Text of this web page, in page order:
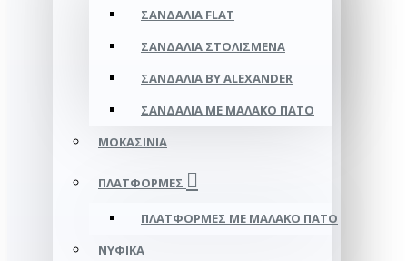
ΣΑΝΔΆΛΙΑ FLAT
ΣΑΝΔΆΛΙΑ ΣΤΟΛΙΣΜΈΝΑ
ΣΑΝΔΆΛΙΑ BY ALEXANDER
ΣΑΝΔΆΛΙΑ ΜΕ ΜΑΛΑΚΌ ΠΆΤΟ
ΜΟΚΑΣΊΝΙΑ
ΠΛΑΤΦΌΡΜΕΣ
ΠΛΑΤΦΟΡΜΕΣ ΜΕ ΜΑΛΑΚΟ ΠΑΤΟ
ΝΥΦΙΚΆ